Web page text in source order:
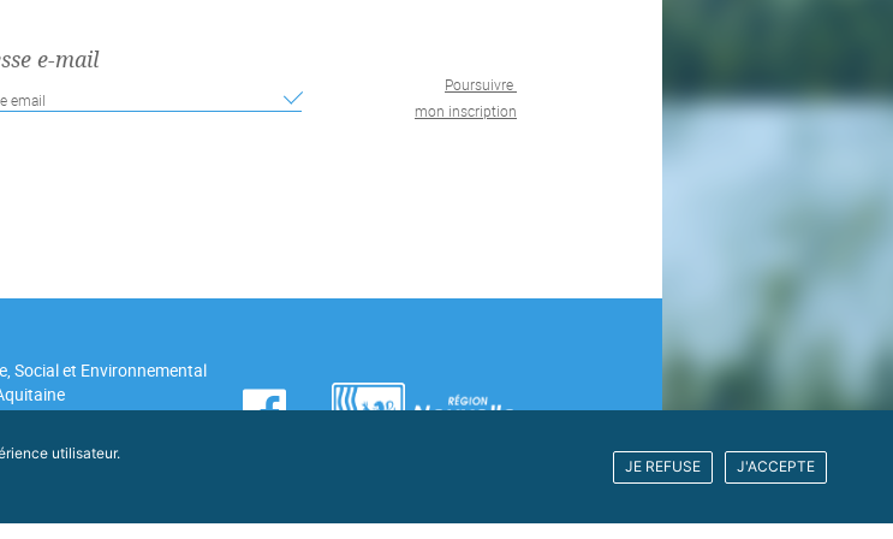
e-mail
Poursuivre
mon inscription
Social et Environnemental
81383
- 33077 Bordeaux
utilisateur.
JE REFUSE J'ACCEPTE